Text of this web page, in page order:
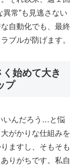
常”も見逃さない
自動化でも、最終
ブルが防げます。
始めて大き
プ
いんだろう…と悩
がかりな仕組みを
ますし、そもそも
りがちです。私自